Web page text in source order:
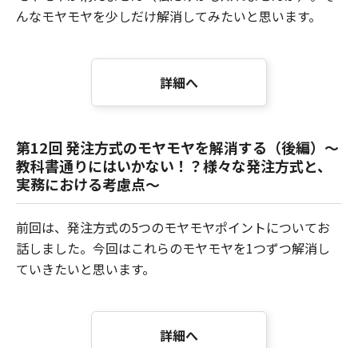
んなモヤモヤを少しだけ解消してみたいと思います。
詳細へ
第12回 発注方式のモヤモヤを解消する（後編）～
教科書通りにはいかない！？様々な発注方式と、
実務における考慮点～
前回は、発注方式の5つのモヤモヤポイントについてお
話しました。今回はこれらのモヤモヤを1つずつ解消し
ていきたいと思います。
詳細へ